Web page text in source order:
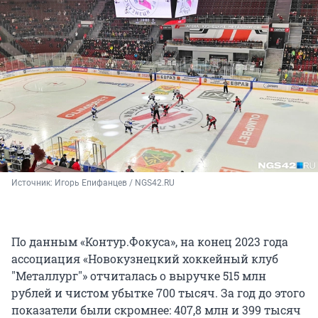
Источник: Игорь Епифанцев / NGS42.RU
По данным «Контур.Фокуса», на конец 2023 года
ассоциация «Новокузнецкий хоккейный клуб
"Металлург"» отчиталась о выручке 515 млн
рублей и чистом убытке 700 тысяч. За год до этого
показатели были скромнее: 407,8 млн и 399 тысяч